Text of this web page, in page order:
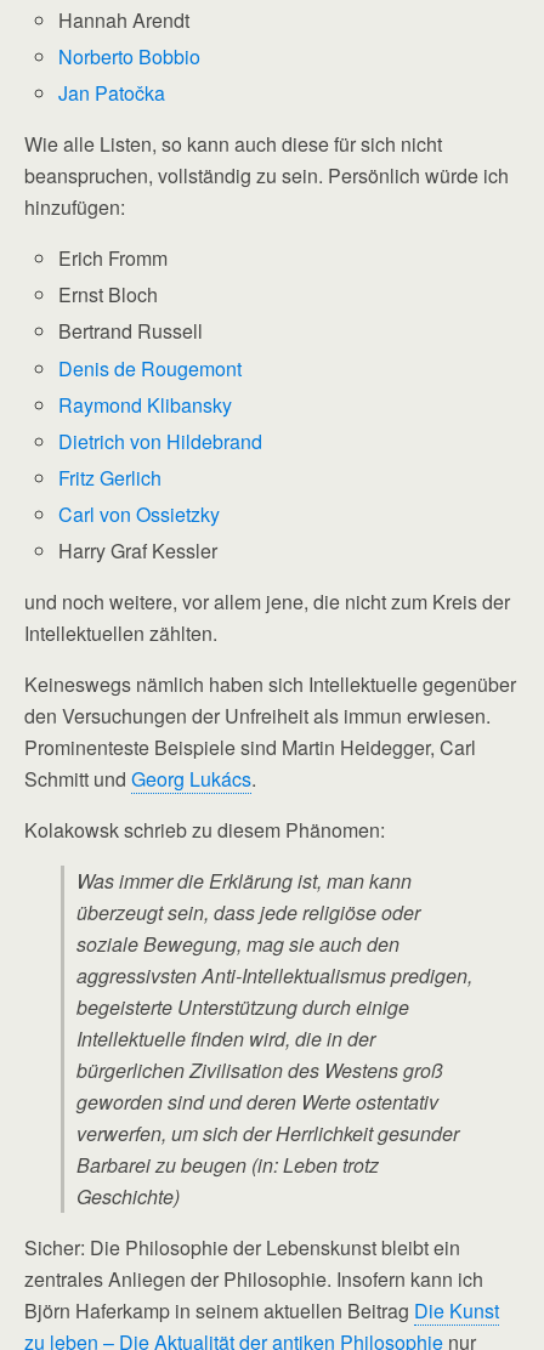
Hannah Arendt
Norberto Bobbio
Jan Patočka
Wie alle Listen, so kann auch diese für sich nicht
beanspruchen, vollständig zu sein. Persönlich würde ich
hinzufügen:
Erich Fromm
Ernst Bloch
Bertrand Russell
Denis de Rougemont
Raymond Klibansky
Dietrich von Hildebrand
Fritz Gerlich
Carl von Ossietzky
Harry Graf Kessler
und noch weitere, vor allem jene, die nicht zum Kreis der
Intellektuellen zählten.
Keineswegs nämlich haben sich Intellektuelle gegenüber
den Versuchungen der Unfreiheit als immun erwiesen.
Prominenteste Beispiele sind Martin Heidegger, Carl
Schmitt und Georg Lukács.
Kolakowsk schrieb zu diesem Phänomen:
Was immer die Erklärung ist, man kann
überzeugt sein, dass jede religiöse oder
soziale Bewegung, mag sie auch den
aggressivsten Anti-Intellektualismus predigen,
begeisterte Unterstützung durch einige
Intellektuelle finden wird, die in der
bürgerlichen Zivilisation des Westens groß
geworden sind und deren Werte ostentativ
verwerfen, um sich der Herrlichkeit gesunder
Barbarei zu beugen (in: Leben trotz
Geschichte)
Sicher: Die Philosophie der Lebenskunst bleibt ein
zentrales Anliegen der Philosophie. Insofern kann ich
Björn Haferkamp in seinem aktuellen Beitrag Die Kunst
zu leben – Die Aktualität der antiken Philosophie nur